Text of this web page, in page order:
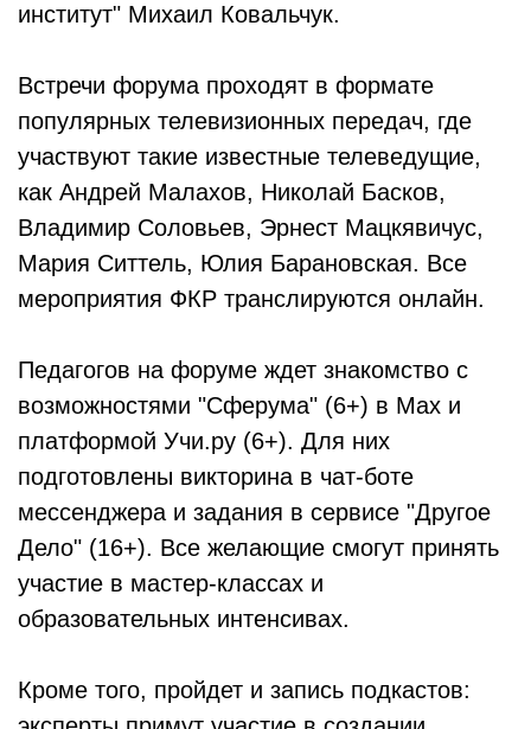
институт" Михаил Ковальчук.
Встречи форума проходят в формате
популярных телевизионных передач, где
участвуют такие известные телеведущие,
как Андрей Малахов, Николай Басков,
Владимир Соловьев, Эрнест Мацкявичус,
Мария Ситтель, Юлия Барановская. Все
мероприятия ФКР транслируются онлайн.
Педагогов на форуме ждет знакомство с
возможностями "Сферума" (6+) в Мах и
платформой Учи.ру (6+). Для них
подготовлены викторина в чат-боте
мессенджера и задания в сервисе "Другое
Дело" (16+). Все желающие смогут принять
участие в мастер-классах и
образовательных интенсивах.
Кроме того, пройдет и запись подкастов: